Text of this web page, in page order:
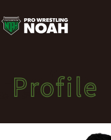
選
手
紹
介
|
Profile
選手紹介
Profile